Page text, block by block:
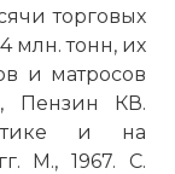
торговых
тонн, их
и матросов
Пензин КВ.
и на
М., 1967. С.